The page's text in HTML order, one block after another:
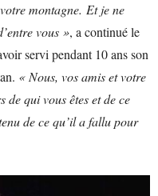
montagne. Et je ne
vous », a continué le
servi pendant 10 ans son
« Nous, vos amis et votre
qui vous êtes et de ce
de ce qu’il a fallu pour